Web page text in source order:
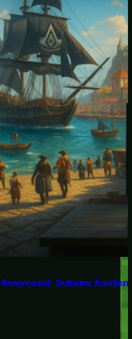
Sukses